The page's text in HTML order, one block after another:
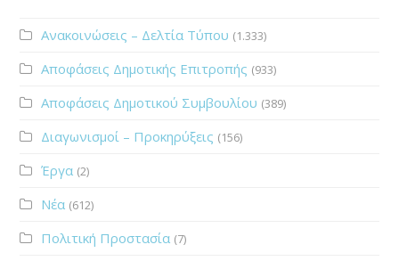
Ανακοινώσεις – Δελτία Τύπου (1.333)
Αποφάσεις Δημοτικής Επιτροπής (933)
Αποφάσεις Δημοτικού Συμβουλίου (389)
Διαγωνισμοί – Προκηρύξεις (156)
Έργα (2)
Νέα (612)
Πολιτική Προστασία (7)